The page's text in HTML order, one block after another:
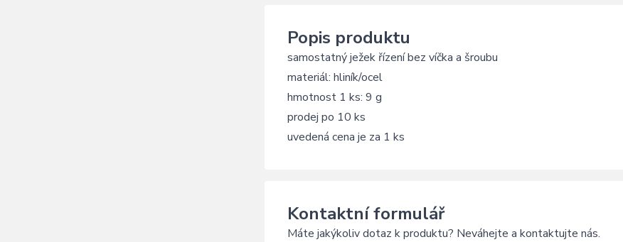
Popis produktu
samostatný ježek řízení bez víčka a šroubu
materiál: hliník/ocel
hmotnost 1 ks: 9 g
prodej po 10 ks
uvedená cena je za 1 ks
Kontaktní formulář
Máte jakýkoliv dotaz k produktu? Neváhejte a kontaktujte nás.